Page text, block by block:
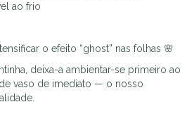
ao frio
o efeito “ghost” nas folhas 🌸
deixa-a ambientar-se primeiro ao
vaso de imediato — o nosso